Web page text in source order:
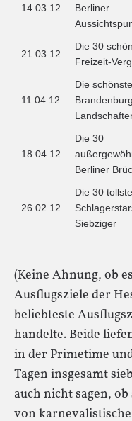
14.03.12
Berliner
21.03.12
Die 30
Freizeit-
11.04.12
Die
18.04.12
Die 30
Berliner
26.02.12
Die 30
Siebziger
(Keine Ahnung, ob
Ausflugsziele der
beliebteste
handelte. Beide
in der Primetime
Tagen insgesamt
auch nicht sagen,
von